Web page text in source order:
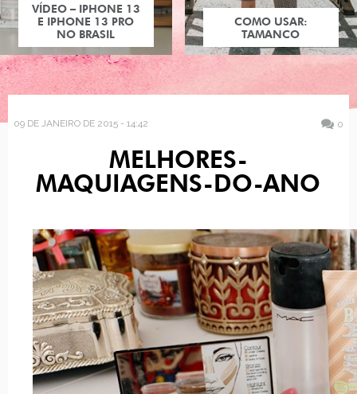
VÍDEO – IPHONE 13
E IPHONE 13 PRO
NO BRASIL
COMO USAR:
TAMANCO
09 DE JANEIRO DE 2015 - 14:42 0
MELHORES-
MAQUIAGENS-DO-ANO